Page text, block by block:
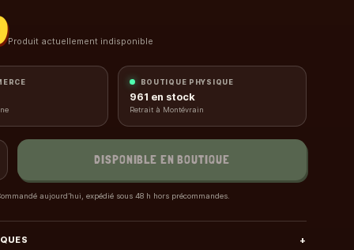
Produit actuellement indisponible
BOUTIQUE PHYSIQUE
961 en stock
Retrait à Montévrain
DISPONIBLE EN BOUTIQUE
aujourd’hui, expédié sous 48 h hors précommandes.
+